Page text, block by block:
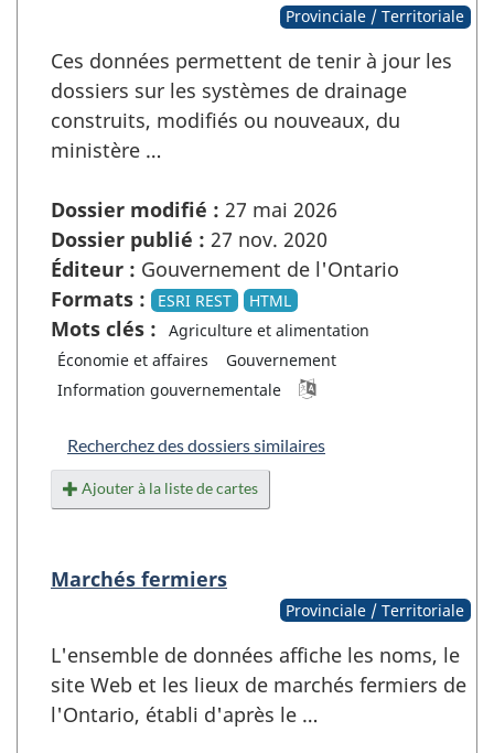
Provinciale / Territoriale
Ces données permettent de tenir à jour les
dossiers sur les systèmes de drainage
construits, modifiés ou nouveaux, du
ministère …
Dossier modifié : 27 mai 2026
Dossier publié : 27 nov. 2020
Éditeur : Gouvernement de l'Ontario
Formats :
ESRI REST HTML
Mots clés :
Agriculture et alimentation
Économie et affaires
Gouvernement
Information gouvernementale
Recherchez des dossiers similaires
Ajouter à la liste de cartes
Marchés fermiers
Provinciale / Territoriale
L'ensemble de données affiche les noms, le
site Web et les lieux de marchés fermiers de
l'Ontario, établi d'après le …